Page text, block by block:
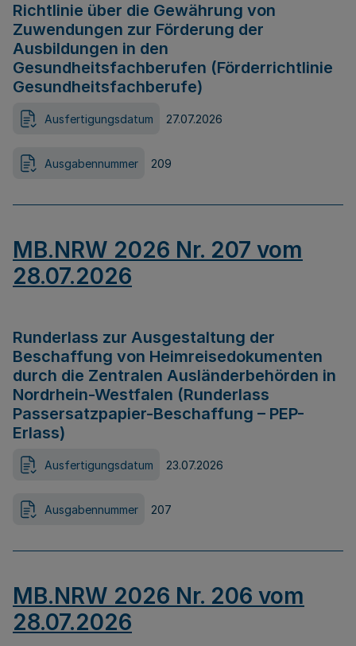
Richtlinie über die Gewährung von
Zuwendungen zur Förderung der
Ausbildungen in den
Gesundheitsfachberufen (Förderrichtlinie
Gesundheitsfachberufe)
Ausfertigungsdatum 27.07.2026
Ausgabennummer 209
MB.NRW 2026 Nr. 207 vom
28.07.2026
Runderlass zur Ausgestaltung der
Beschaffung von Heimreisedokumenten
durch die Zentralen Ausländerbehörden in
Nordrhein-Westfalen (Runderlass
Passersatzpapier-Beschaffung – PEP-
Erlass)
Ausfertigungsdatum 23.07.2026
Ausgabennummer 207
MB.NRW 2026 Nr. 206 vom
28.07.2026